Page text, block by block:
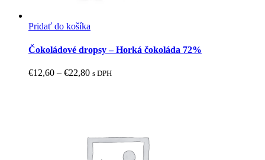
Pridať do košíka
produkt
má
viacero
variantov.
Čokoládové dropsy – Horká čokoláda 72%
€12,60 – €22,80Price
s DPH